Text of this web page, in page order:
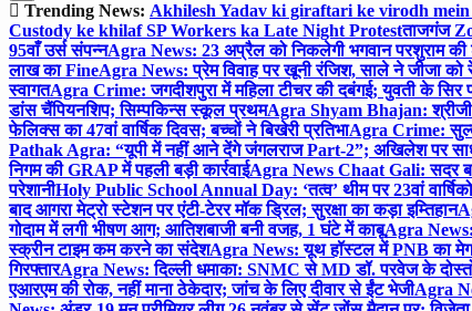
Trending News: Akhilesh Yadav ki giraftari ke virodh
Custody ke khilaf SP Workers ka Late Night Protestताजगंज
95वाँ उर्स संपन्नAgra News: 23 अप्रैल को निकलेगी भगवान परशुराम की
लाख का FineAgra News: प्रेम विवाह पर खूनी रंजिश, साले ने जीजा को
स्वागतAgra Crime: जगदीशपुरा में महिला टीचर की दबंगई; युवती के सिर
डांस चैंपियनशिप; सिम्पकिन्स स्कूल प्रथमAgra Shyam Bhajan: श्रीजी
फेलिक्स का 47वां वार्षिक दिवस; बच्चों ने बिखेरी प्रतिभाAgra Crime:
Pathak Agra: “यूपी में नहीं आने देंगे जंगलराज Part-2”; अखिलेश पर
निगम की GRAP में पहली बड़ी कार्रवाईAgra News Chaat Gali: सदर
परेशानीHoly Public School Annual Day: ‘तत्व’ थीम पर 23वां
बाद आगरा मेट्रो स्टेशन पर एंटी-टेरर मॉक ड्रिल; सुरक्षा का कड़ा इम्तिहान
गोदाम में लगी भीषण आग; आतिशबाजी बनी वजह, 1 घंटे में काबूAgra
स्क्रीन टाइम कम करने का संदेशAgra News: यूथ हॉस्टल में PNB का
गिरफ्तारAgra News: दिल्ली धमाका: SNMC से MD डॉ. परवेज के
एआरएम की रोक, नहीं माना ठेकेदार; जांच के लिए दीवार से ईंट भेजीAgra